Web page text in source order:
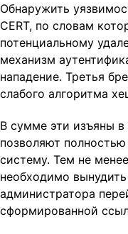
Обнаружить
CERT, по словам
потенциальному
механизм
нападение. Третья
слабого алгоритма
В сумме эти изъяны в
позволяют
систему. Тем не
необходимо
администратора
сформированной